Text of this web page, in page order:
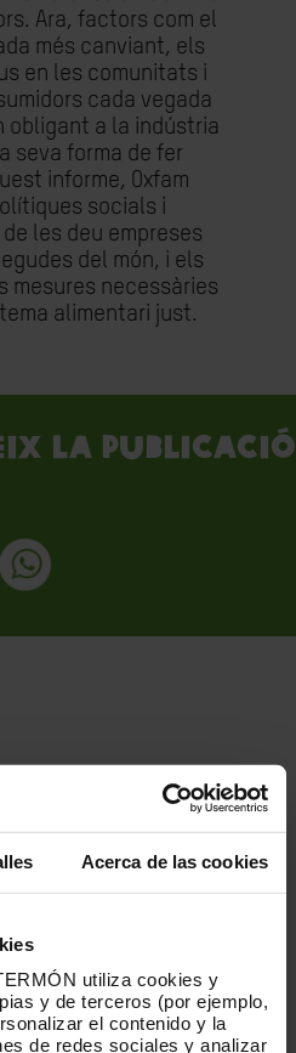
Acerca de las cookies
utiliza cookies y
y de terceros (por ejemplo,
el contenido y la
de redes sociales y analizar
Ara, factors com el
més canviant, els
en les comunitats i
cada vegada
obligant a la indústria
seva forma de fer
informe, Oxfam
socials i
les deu empreses
del món, i els
mesures necessàries
alimentari just.
la publicació
Relacionades